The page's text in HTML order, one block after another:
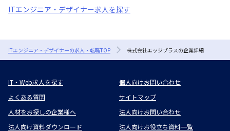
ITエンジニア・デザイナー求人を探す
ITエンジニア・デザイナーの求人・転職TOP 株式会社エッジプラスの企業詳細
IT・Web求人を探す
個人向けお問い合わせ
よくある質問
サイトマップ
人材をお探しの企業様へ
法人向けお問い合わせ
法人向け資料ダウンロード
法人向けお役立ち資料一覧